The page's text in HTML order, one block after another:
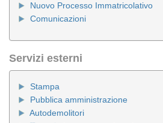
Nuovo Processo Immatricolativo
Comunicazioni
Servizi esterni
Stampa
Pubblica amministrazione
Autodemolitori